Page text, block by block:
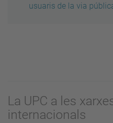
usuaris de la via
La UPC a les
internacionals